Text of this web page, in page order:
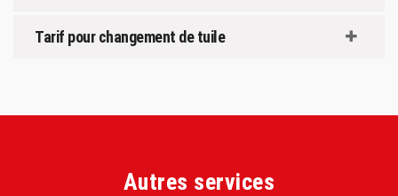
Tarif pour changement de tuile
Autres services